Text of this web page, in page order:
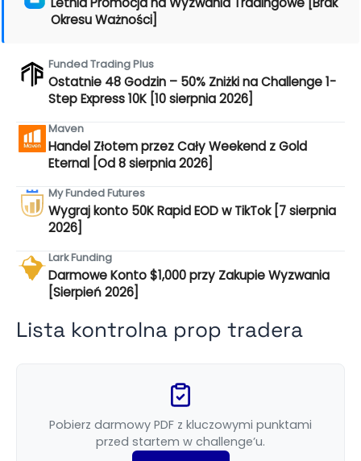
Okresu Ważności]
Funded Trading Plus
Ostatnie 48 Godzin – 50% Zniżki na Challenge 1-
Step Express 10K [10 sierpnia 2026]
Maven
Handel Złotem przez Cały Weekend z Gold
Eternal [Od 8 sierpnia 2026]
My Funded Futures
Wygraj konto 50K Rapid EOD w TikTok [7 sierpnia
2026]
Lark Funding
Darmowe Konto $1,000 przy Zakupie Wyzwania
[Sierpień 2026]
Lista kontrolna prop tradera
Pobierz darmowy PDF z kluczowymi punktami
przed startem w challenge’u.